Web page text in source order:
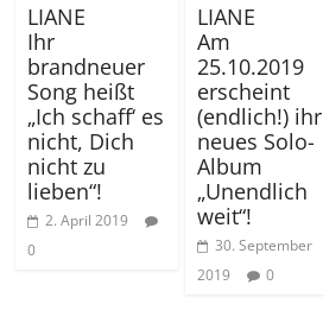
LIANE
Ihr
brandneuer
Song heißt
„Ich schaff‘ es
nicht, Dich
nicht zu
lieben“!
2. April 2019
0
LIANE
Am
25.10.2019
erscheint
(endlich!) ihr
neues Solo-
Album
„Unendlich
weit“!
30. September
2019
0